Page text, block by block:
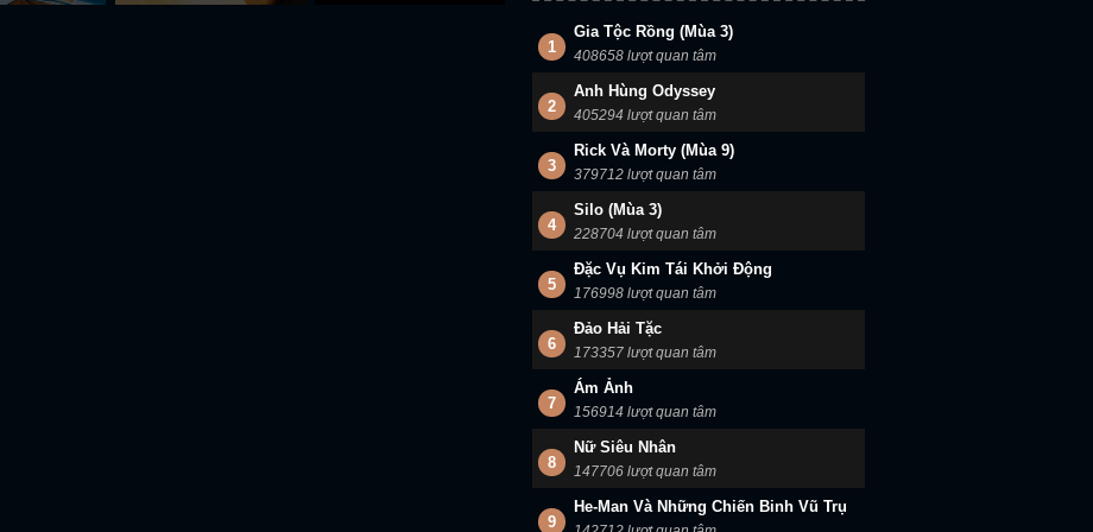
1
Gia Tộc Rồng (Mùa 3)
408658 lượt quan tâm
2
Anh Hùng Odyssey
405294 lượt quan tâm
3
Rick Và Morty (Mùa 9)
379712 lượt quan tâm
4
Silo (Mùa 3)
228704 lượt quan tâm
5
Đặc Vụ Kim Tái Khởi Động
176998 lượt quan tâm
6
Đảo Hải Tặc
173357 lượt quan tâm
7
Ám Ảnh
156914 lượt quan tâm
8
Nữ Siêu Nhân
147706 lượt quan tâm
9
He-Man Và Những Chiến Binh Vũ Trụ